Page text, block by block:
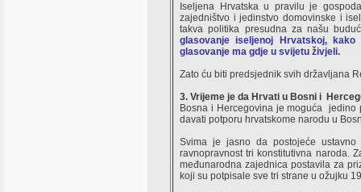
Iseljena Hrvatska u pravilu je
zajedništvo i jedinstvo domovinske i
takva politika presudna za našu
glasovanje iseljenoj Hrvatskoj,
glasovanje ma gdje u svijetu živjeli.
Zato ću biti predsjednik svih državljana
3. Vrijeme je da Hrvati u Bosni i
Bosna i Hercegovina je moguća jedino
davati potporu hrvatskome narodu u
Svima je jasno da postojeće
ravnopravnost tri konstitutivna naroda.
međunarodna zajednica postavila za
koji su potpisale sve tri strane u ožujku